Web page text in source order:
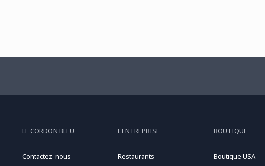
LE CORDON BLEU
Contactez-nous
L'ENTREPRISE
Restaurants
BOUTIQUE
Boutique USA